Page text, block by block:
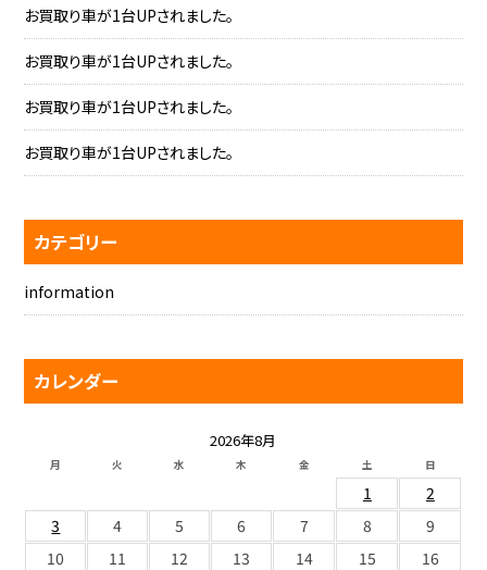
お買取り車が1台UPされました。
お買取り車が1台UPされました。
お買取り車が1台UPされました。
お買取り車が1台UPされました。
カテゴリー
information
カレンダー
2026年8月
月 火 水 木 金 土 日
1
2
3
4 5 6 7 8
9
10
11 12 13 14 15
16